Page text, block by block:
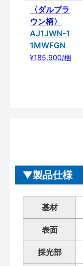
〈ダルブラ
ウン柄〉
AJ1JWN-1
1MWFGN
¥185,900/梱
製品仕様
基材
表面
採光部